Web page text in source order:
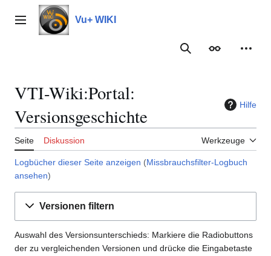
Inhalt
springenHauptmenü Vu+ WIKI
Suche
VTI-Wiki:Portal:
Versionsgeschichte
Hilfe
Seite Diskussion Werkzeuge
Logbücher dieser Seite anzeigen (Missbrauchsfilter-Logbuch
ansehen)
Versionen filtern
Auswahl des Versionsunterschieds: Markiere die Radiobuttons
der zu vergleichenden Versionen und drücke die Eingabetaste